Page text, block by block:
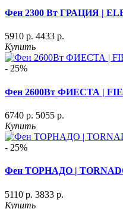
Фен 2300 Вт ГРАЦИЯ |
5910 р. 4433 р.
Купить
- 25%
Фен 2600Вт ФИЕСТА |
6740 р. 5055 р.
Купить
- 25%
Фен ТОРНАДО |
5110 р. 3833 р.
Купить